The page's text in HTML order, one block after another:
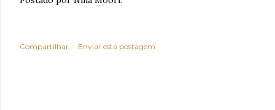
Compartilhar Enviar esta postagem